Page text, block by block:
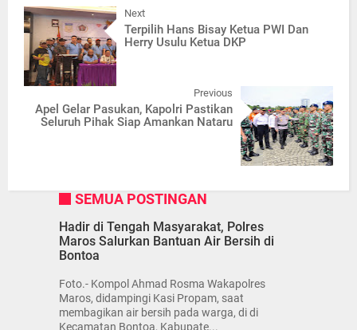
Next
Terpilih Hans Bisay Ketua PWI Dan
Herry Usulu Ketua DKP
Previous
Apel Gelar Pasukan, Kapolri Pastikan
Seluruh Pihak Siap Amankan Nataru
SEMUA POSTINGAN
Hadir di Tengah Masyarakat, Polres
Maros Salurkan Bantuan Air Bersih di
Bontoa
Foto.- Kompol Ahmad Rosma Wakapolres
Maros, didampingi Kasi Propam, saat
membagikan air bersih pada warga, di di
Kecamatan Bontoa, Kabupate...